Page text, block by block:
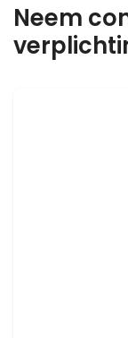
Neem